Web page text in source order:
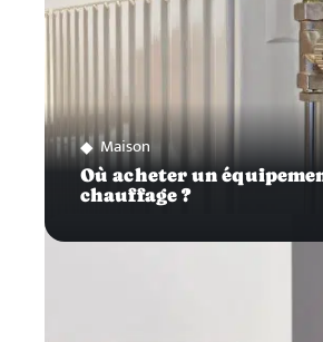
Maison
Où acheter un
chauffage ?